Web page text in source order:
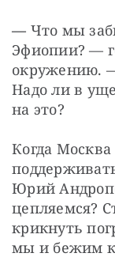
— Что мы
Эфиопии? —
окружению.
Надо ли в
на это?
Когда
Юрий
цепляемся?
крикнуть
мы и бежим к